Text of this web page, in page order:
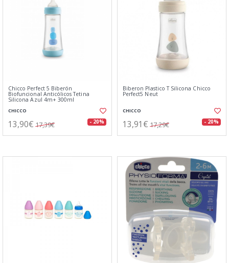
Chicco Perfect 5 Biberón
Biofuncional Anticólicos Tetina
Silicona Azul 4m+ 300ml
CHICCO
13,90€ 17,39€ - 20%
Biberon Plastico T Silicona Chicco
Perfect5 Neut
CHICCO
13,91€ 17,29€ - 20%